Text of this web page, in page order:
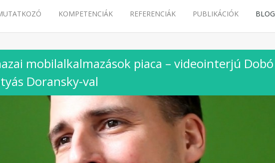
KOMPETENCIÁK REFERENCIÁK PUBLIKÁCIÓK BLOG
mobilalkalmazások piaca – videointerjú Dobó
Doransky-val